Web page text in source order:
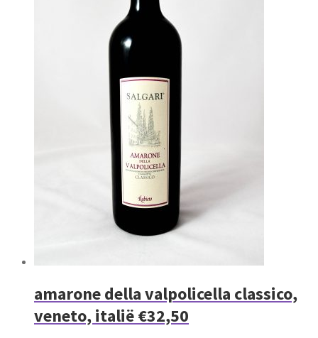
amarone della valpolicella classico,
veneto, italië €32,50